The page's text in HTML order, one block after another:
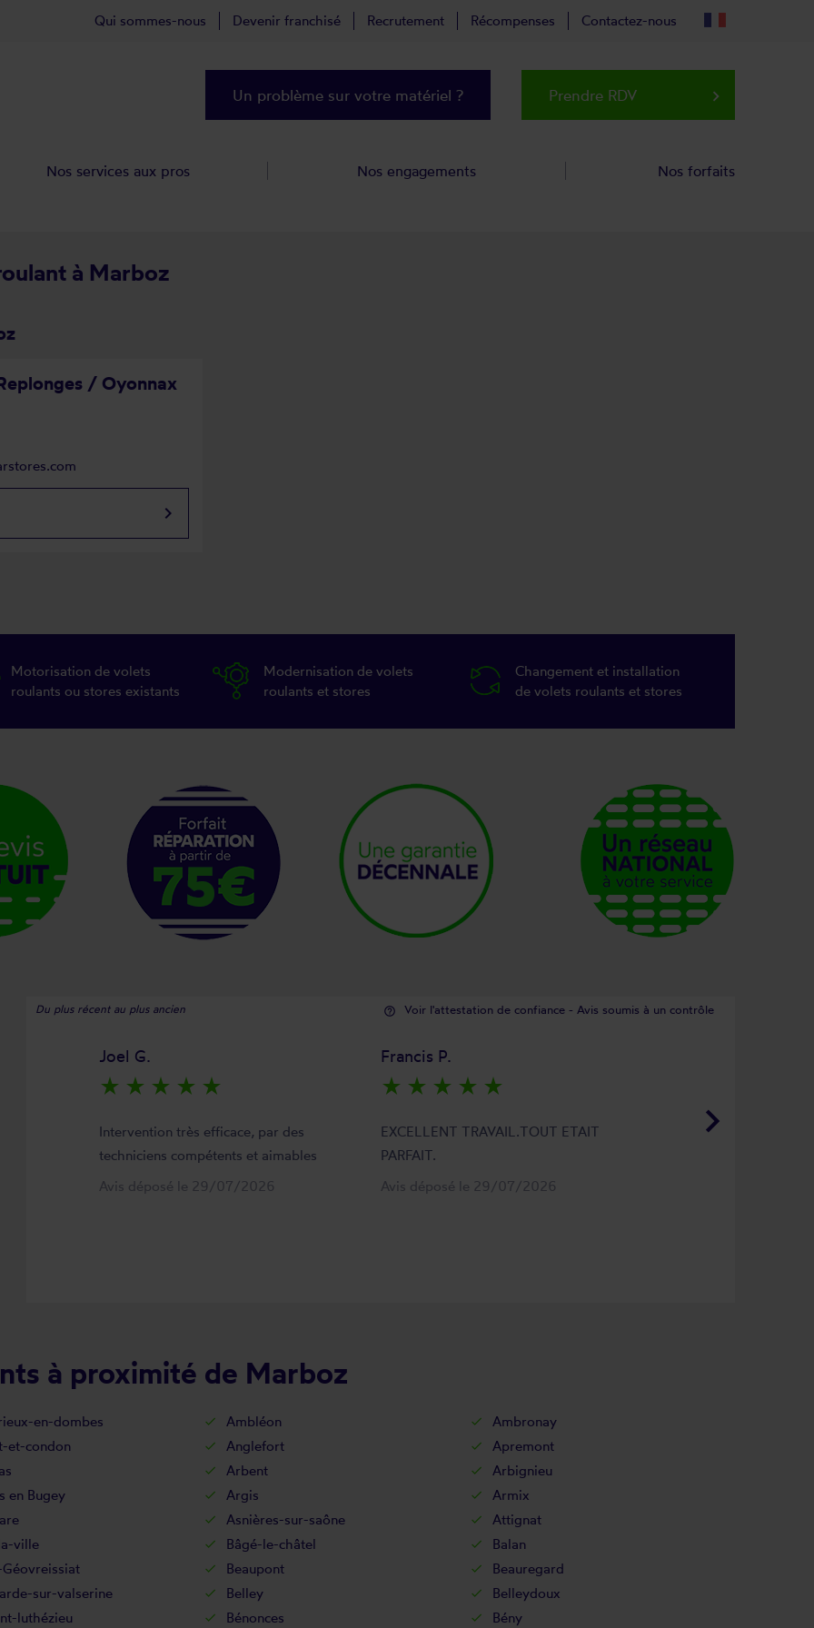
à Marboz
/ Oyonnax
keyboard_arrow_right
Motorisation de volets
roulants ou stores existants
Modernisation de volets
roulants et stores
Changement et installation
de volets roulants et stores
Du plus récent au plus ancien help_outline Voir l'attestation de confiance - Avis soumis à un contrôle
keyboard_arrow_right
Joel G.
star_rate star_rate star_rate star_rate star_rate
Intervention très efficace, par des
techniciens compétents et aimables
Avis déposé le 29/07/2026
Francis P.
star_rate star_rate star_rate star_rate star_rate
EXCELLENT TRAVAIL.TOUT ETAIT
PARFAIT.
Avis déposé le 29/07/2026
à proximité de Marboz
en-dombes Ambléon
Ambronay
et-condon Anglefort
Apremont
Arbent
Arbignieu
en Bugey Argis
Armix
Asnières-sur-saône
Attignat
ville Bâgé-le-châtel
Balan
Beaupont
Beauregard
sur-valserine Belley
Belleydoux
luthézieu Bénonces
Bény
Qui sommes-nous Devenir franchisé Recrutement Récompenses Contactez-nous
Un problème sur votre matériel ? Prendre RDV keyboard_arrow_right
Nos services aux pros Nos engagements Nos forfaits